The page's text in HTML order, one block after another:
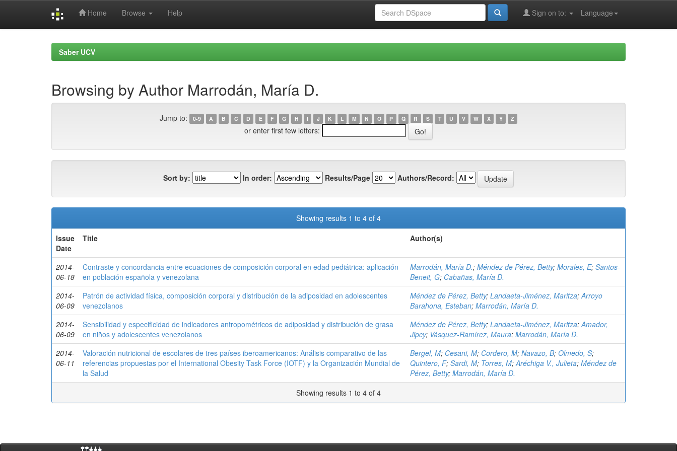
Home Browse Help Language
Sign on to:
Saber UCV
Browsing by Author Marrodán, María D.
Jump to: 0-9 A B C D E F G H I J K L M N O P Q R S T U V W X Y Z
or enter first few letters:
Sort by: In order: Results/Page Authors/Record:
Showing results 1 to 4 of 4
Issue
Date
Title Author(s)
2014-
06-18
Contraste y concordancia entre ecuaciones de composición corporal en edad pediátrica: aplicación
en población española y venezolana
Marrodán, María D.; Méndez de Pérez, Betty; Morales, E; Santos-
Beneit, G; Cabañas, María D.
2014-
06-09
Patrón de actividad física, composición corporal y distribución de la adiposidad en adolescentes
venezolanos
Méndez de Pérez, Betty; Landaeta-Jiménez, Maritza;Arroyo
Barahona, Esteban; Marrodán, María D.
2014-
06-09
Sensibilidad y especificidad de indicadores antropométricos de adiposidad y distribución de grasa
en niños y adolescentes venezolanos
Méndez de Pérez, Betty; Landaeta-Jiménez, Maritza;Amador,
Jipcy; Vásquez-Ramírez, Maura; Marrodán, María D.
2014-
06-11
Valoración nutricional de escolares de tres países iberoamericanos: Análisis comparativo de las
referencias propuestas por el International Obesity Task Force (IOTF) y la Organización Mundial de
la Salud
Bergel, M; Cesani, M; Cordero, M; Navazo, B; Olmedo, S;
Quintero, F; Sardi, M; Torres, M;Aréchiga V., Julieta; Méndez de
Pérez, Betty; Marrodán, María D.
Showing results 1 to 4 of 4